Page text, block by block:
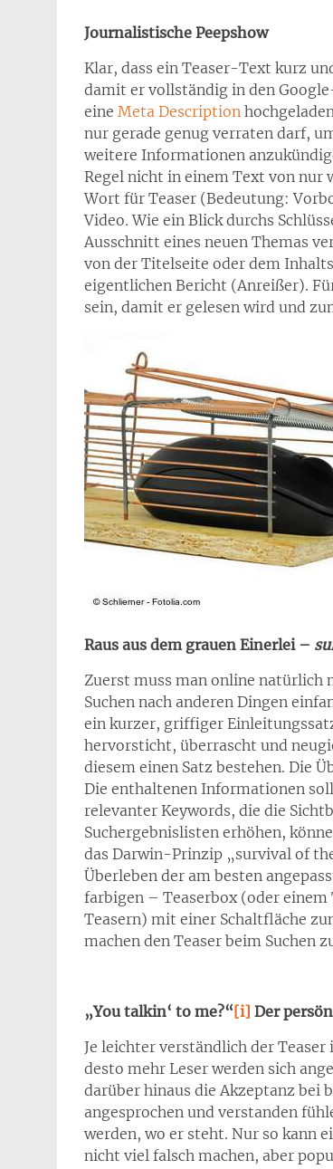
Journalistische Peepshow
Klar, dass ein Teaser-Text kurz
damit er vollständig in den
eine Meta Description
nur gerade genug verraten darf,
weitere Informationen
Regel nicht in einem Text von nur
Wort für Teaser (Bedeutung:
Video. Wie ein Blick durchs
Ausschnitt eines neuen Themas
von der Titelseite oder dem
eigentlichen Bericht (Anreißer).
sein, damit er gelesen wird und
Raus aus dem grauen Einerlei –
Zuerst muss man online natürlich
Suchen nach anderen Dingen
ein kurzer, griffiger
hervorsticht, überrascht und
diesem einen Satz bestehen. Die
Die enthaltenen Informationen
relevanter Keywords, die die
Suchergebnislisten erhöhen,
das Darwin-Prinzip „survival of
Überleben der am besten
farbigen – Teaserbox (oder einem
Teasern) mit einer Schaltfläche
machen den Teaser beim Suchen
„You talkin‘ to me?“ [i] Der
Je leichter verständlich der
desto mehr Leser werden sich
darüber hinaus die Akzeptanz bei
angesprochen und verstanden
werden, wo er steht. Nur so kann
nicht viel falsch machen, aber